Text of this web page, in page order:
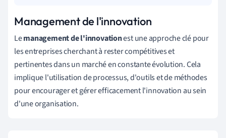
Management de l'innovation
Lemanagement de l'innovationest une approche clé pour
les entreprises cherchant à rester compétitives et
pertinentes dans un marché en constante évolution. Cela
implique l'utilisation de processus, d'outils et de méthodes
pour encourager et gérer efficacement l'innovation au sein
d'une organisation.